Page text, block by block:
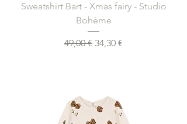
Sweatshirt Bart - Xmas fairy - Studio
Bohème
Prix original
49,00 € Prix promotionnel
34,30 €